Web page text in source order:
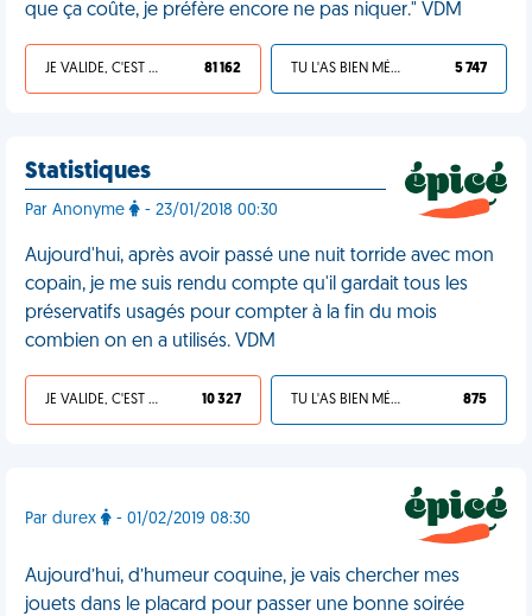
que ça coûte, je préfère encore ne pas niquer." VDM
JE VALIDE, C'EST UNE VDM 81 162 TU L'AS BIEN MÉRITÉ 5 747
Statistiques
Par Anonyme - 23/01/2018 00:30
Aujourd'hui, après avoir passé une nuit torride avec mon
copain, je me suis rendu compte qu'il gardait tous les
préservatifs usagés pour compter à la fin du mois
combien on en a utilisés. VDM
JE VALIDE, C'EST UNE VDM 10 327 TU L'AS BIEN MÉRITÉ 875
Par durex - 01/02/2019 08:30
Aujourd’hui, d’humeur coquine, je vais chercher mes
jouets dans le placard pour passer une bonne soirée